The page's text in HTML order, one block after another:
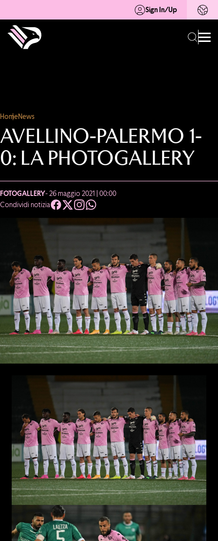
Sign In/Up
HomeNews
AVELLINO-PALERMO 1-
0: LA PHOTOGALLERY
FOTOGALLERY- 26 maggio 2021 | 00:00
Condividi notizia